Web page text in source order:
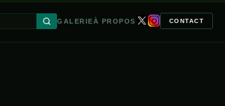
GALERIE À PROPOS CONTACT